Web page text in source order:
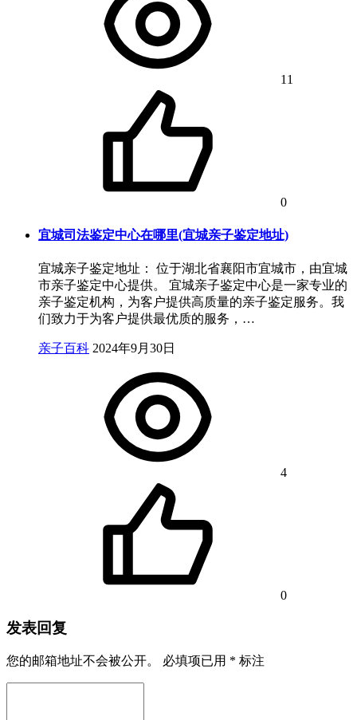
11
0
宜城司法鉴定中心在哪里(宜城亲子鉴定地址)
宜城亲子鉴定地址： 位于湖北省襄阳市宜城市，由宜城
市亲子鉴定中心提供。 宜城亲子鉴定中心是一家专业的
亲子鉴定机构，为客户提供高质量的亲子鉴定服务。我
们致力于为客户提供最优质的服务，…
亲子百科 2024年9月30日
4
0
发表回复
您的邮箱地址不会被公开。 必填项已用 * 标注